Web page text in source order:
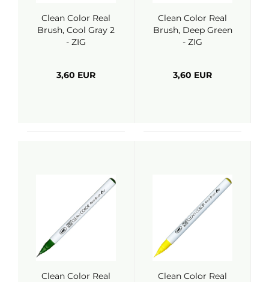
Clean Color Real
Brush, Cool Gray 2
- ZIG
3,60 EUR
Clean Color Real
Brush, Deep Green
- ZIG
3,60 EUR
Clean Color Real
Clean Color Real